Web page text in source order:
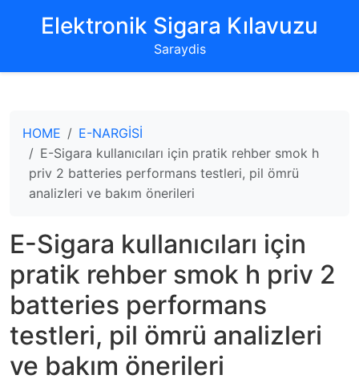
‌Elektronik Sigara Kılavuzu‌
Saraydis
HOME
E-NARGİSİ
E-Sigara kullanıcıları için pratik rehber smok h
priv 2 batteries performans testleri, pil ömrü
analizleri ve bakım önerileri
E-Sigara kullanıcıları için
pratik rehber smok h priv 2
batteries performans
testleri, pil ömrü analizleri
ve bakım önerileri